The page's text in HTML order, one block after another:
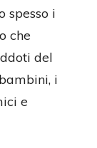
spesso i
che
del
i
e